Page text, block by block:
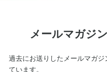
メールマガジ
過去にお送りしたメールマガ
ています。